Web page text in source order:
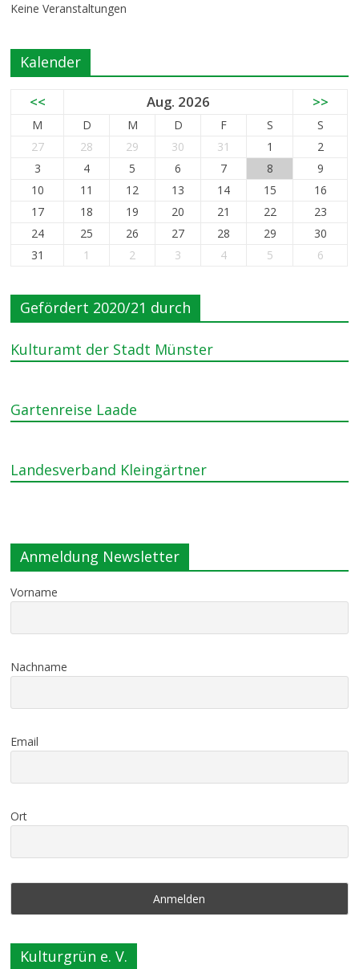
Keine Veranstaltungen
Kalender
<< Aug. 2026 >>
M D M D F S
S
27
28 29 30 31 1
2
3
4 5 6 7 8
9
10
11 12 13 14 15
16
17
18 19 20 21 22
23
24
25 26 27 28 29
30
31
1 2 3 4 5 6
Gefördert 2020/21 durch
Kulturamt der Stadt Münster
Gartenreise Laade
Landesverband Kleingärtner
Anmeldung Newsletter
Vorname
Nachname
Email
Ort
Kulturgrün e. V.